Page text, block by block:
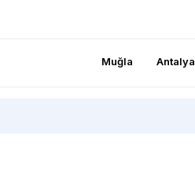
Muğla Antalya